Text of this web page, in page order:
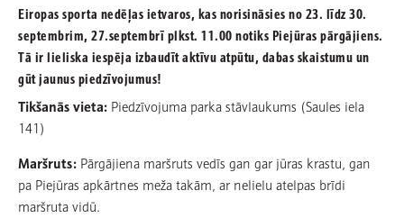
Eiropas sporta nedēļas ietvaros, kas norisināsies no 23. līdz 30.
septembrim, 27.septembrī plkst. 11.00 notiks Piejūras pārgājiens.
Tā ir lieliska iespēja izbaudīt aktīvu atpūtu, dabas skaistumu un
gūt jaunus piedzīvojumus!
Tikšanās vieta: Piedzīvojuma parka stāvlaukums (Saules iela
141)
Maršruts: Pārgājiena maršruts vedīs gan gar jūras krastu, gan
pa Piejūras apkārtnes meža takām, ar nelielu atelpas brīdi
maršruta vidū.